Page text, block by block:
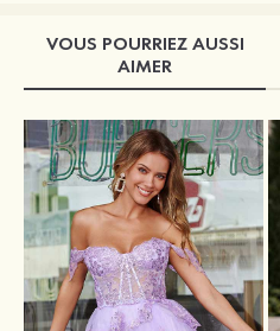
VOUS POURRIEZ AUSSI
AIMER